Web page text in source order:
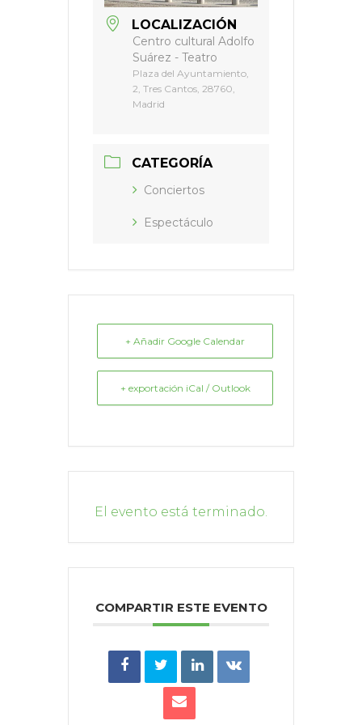
LOCALIZACIÓN
Centro cultural Adolfo
Suárez - Teatro
Plaza del Ayuntamiento,
2, Tres Cantos, 28760,
Madrid
CATEGORÍA
Conciertos
Espectáculo
+ Añadir Google Calendar
+ exportación iCal / Outlook
El evento está terminado.
COMPARTIR ESTE EVENTO